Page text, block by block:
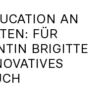
AN
FÜR
BRIGITTE